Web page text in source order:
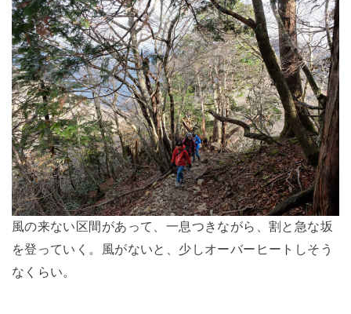
風の来ない区間があって、一息つきながら、割と急な坂
を登っていく。風がないと、少しオーバーヒートしそう
なくらい。